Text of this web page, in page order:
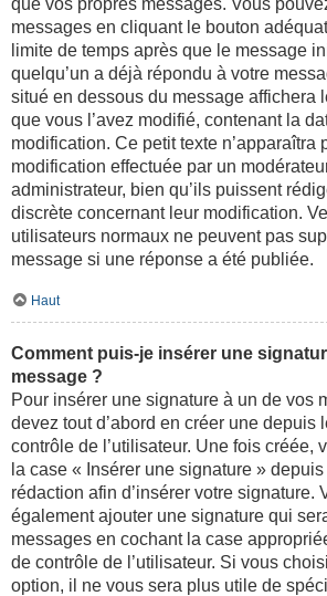
que vos propres messages. Vous
messages en cliquant le bouton
limite de temps après que le message
quelqu’un a déjà répondu à votre
situé en dessous du message affichera
que vous l’avez modifié, contenant la
modification. Ce petit texte n’apparaîtra
modification effectuée par un
administrateur, bien qu’ils puissent
discrète concernant leur modification.
utilisateurs normaux ne peuvent pas
message si une réponse a été publiée.
Haut
Comment puis-je insérer une
message ?
Pour insérer une signature à un de vos
devez tout d’abord en créer une depuis
contrôle de l’utilisateur. Une fois créée,
la case « Insérer une signature »
rédaction afin d’insérer votre signature.
également ajouter une signature qui
messages en cochant la case
de contrôle de l’utilisateur. Si vous
option, il ne vous sera plus utile de